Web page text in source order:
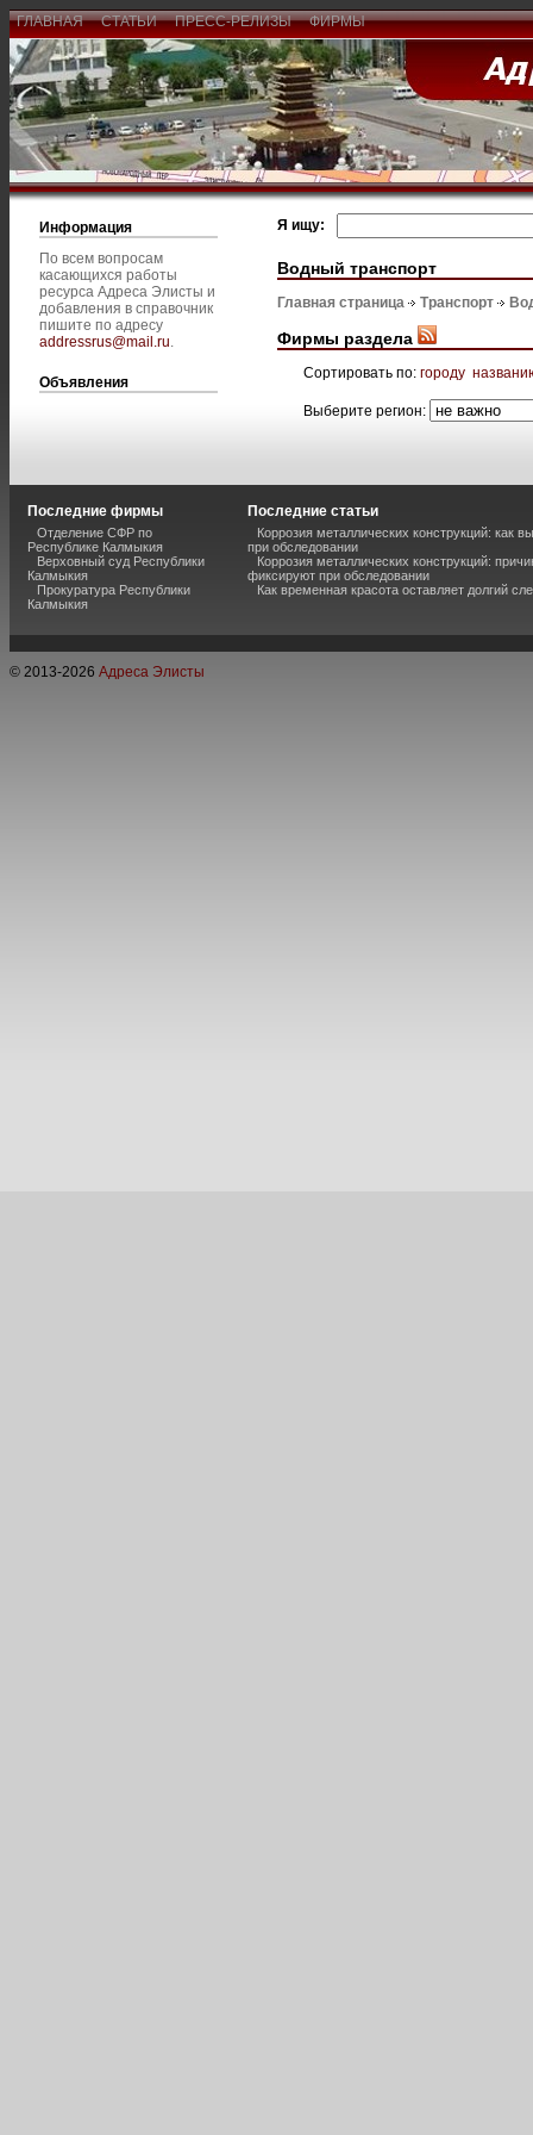
ГЛАВНАЯ СТАТЬИ ПРЕСС-РЕЛИЗЫ ФИРМЫ
Информация
По всем вопросам
касающихся работы
ресурса Адреса Элисты и
добавления в справочник
пишите по адресу
addressrus@mail.ru.
Объявления
Я ищу:
Водный транспорт
Главная страница Транспорт
Фирмы раздела
Сортировать по: городу
Выберите регион:
Последние фирмы
Отделение СФР по
Республике Калмыкия
Верховный суд Республики
Калмыкия
Прокуратура Республики
Калмыкия
Последние статьи
Коррозия металлических конструкций: как
при обследовании
Коррозия металлических конструкций:
фиксируют при обследовании
Как временная красота оставляет долгий
© 2013-2026 Адреса Элисты